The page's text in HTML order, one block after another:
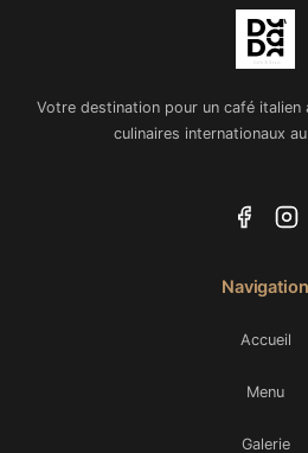
Votre destination pour un café italien
culinaires internationaux
Navigation
Accueil
Menu
Galerie